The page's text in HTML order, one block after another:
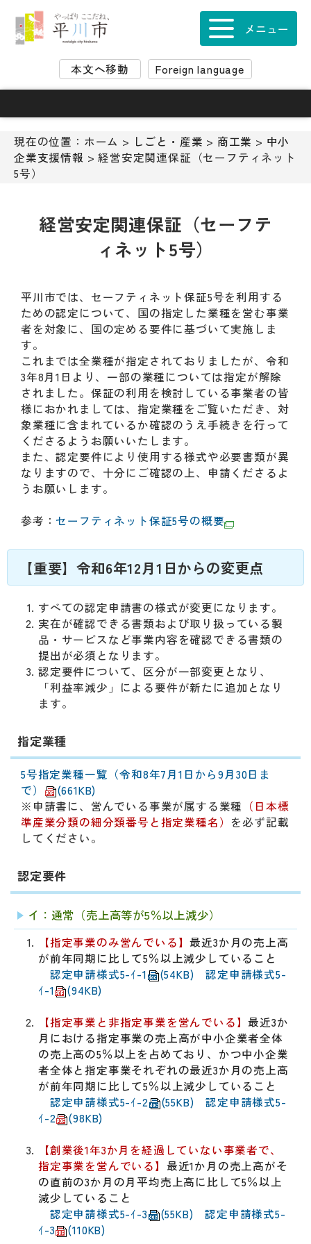
ョ
ス
本文へ移動 Foreign language
メニュー
現在の位置： ホーム > しごと・産業 > 商工業 > 中小
企業支援情報 > 経営安定関連保証（セーフティネット
5号）
経営安定関連保証（セーフテ
ィネット5号）
平川市では、セーフティネット保証5号を利用する
ための認定について、国の指定した業種を営む事業
者を対象に、国の定める要件に基づいて実施しま
す。
これまでは全業種が指定されておりましたが、令和
3年8月1日より、一部の業種については指定が解除
されました。保証の利用を検討している事業者の皆
様におかれましては、指定業種をご覧いただき、対
象業種に含まれているか確認のうえ手続きを行って
くださるようお願いいたします。
また、認定要件により使用する様式や必要書類が異
なりますので、十分にご確認の上、申請くださるよ
うお願いします。
参考： セーフティネット保証5号の概要
【重要】令和6年12月1日からの変更点
すべての認定申請書の様式が変更になります。
実在が確認できる書類および取り扱っている製
品・サービスなど事業内容を確認できる書類の
提出が必須となります。
認定要件について、区分が一部変更となり、
「利益率減少」による要件が新たに追加となり
ます。
指定業種
5号指定業種一覧（令和8年7月1日から9月30日ま
で）
(661KB)
※申請書に、営んでいる事業が属する業種 （日本標
準産業分類の細分類番号と指定業種名） を必ず記載
してください。
認定要件
イ：通常（売上高等が5％以上減少）
【指定事業のみ営んでいる】最近3か月の売上高
が前年同期に比して5％以上減少していること
認定申請様式5-ｲ-1
(54KB)
認定申請様式5-
ｲ-1
(94KB)
【指定事業と非指定事業を営んでいる】最近3か
月における指定事業の売上高が中小企業者全体
の売上高の5％以上を占めており、かつ中小企業
者全体と指定事業それぞれの最近3か月の売上高
が前年同期に比して5％以上減少していること
認定申請様式5-ｲ-2
(55KB)
認定申請様式5-
ｲ-2
(98KB)
【創業後1年3か月を経過していない事業者で、
指定事業を営んでいる】 最近1か月の売上高がそ
の直前の3か月の月平均売上高に比して5％以上
減少していること
認定申請様式5-ｲ-3
(55KB)
認定申請様式5-
ｲ-3
(110KB)